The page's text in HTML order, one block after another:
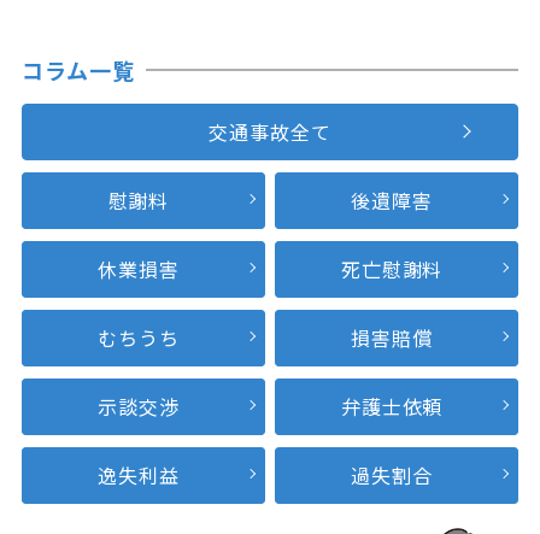
コラム一覧
交通事故全て
慰謝料 後遺障害
休業損害 死亡慰謝料
むちうち 損害賠償
示談交渉 弁護士依頼
逸失利益 過失割合